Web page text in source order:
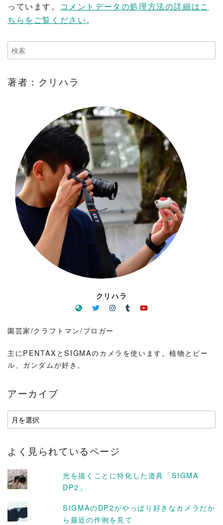
っています。
コメントデータの処理方法の詳細はこ
ちらをご覧ください。
著者：クリハラ
クリハラ
園芸家/クラフトマン/ブロガー
主にPENTAXとSIGMAのカメラを使います。植物とビー
ル、ガンダムが好き。
アーカイブ
ア
ー
イ
よく見られているページ
光を描くことに特化した道具「SIGMA
DP2」
SIGMAのDP2がやっぱり好きなカメラだか
ら最近の作例を見て